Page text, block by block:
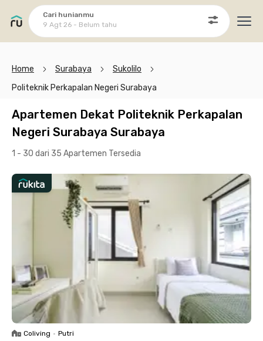
Cari hunianmu
9 Agt 26 - Belum tahu
Home Surabaya
Sukolilo
Politeknik Perkapalan Negeri Surabaya
Apartemen Dekat Politeknik Perkapalan
Negeri Surabaya Surabaya
1 - 30 dari 35 Apartemen Tersedia
Coliving • Putri